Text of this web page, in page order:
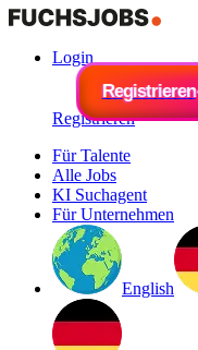
Login
Registrieren
Registri
Registrieren
Für Talente
Alle Jobs
KI Suchagent
Für Unternehmen
English